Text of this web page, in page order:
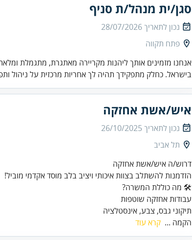
סגן/ית מנהל/ת סניף
נכון לתאריך28/07/2026
פתח תקווה
אנחנו מזמינים אותך ליהנות מקריירה מאתגרת, מתגמלת
בישראל. כחלק מתפקידך תהיה לך אחריות מרכזית על ניהול
איש/אשת אחזקה
נכון לתאריך26/10/2025
תל אביב
הזדמנות להשתלב בצוות איכותי ויציב בלב מוסד אקדמי מוביל!
תיקוני גבס, צבע, אינסטלציה
הקמה ... קרא עוד